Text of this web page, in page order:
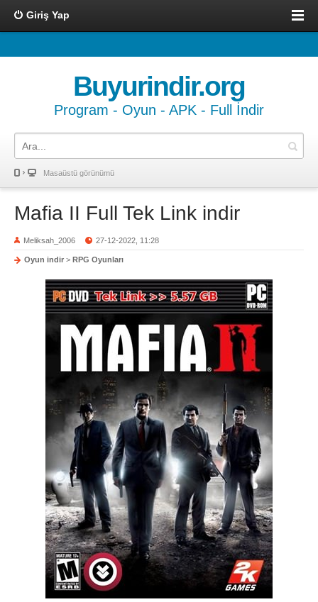
Giriş Yap
Buyurindir.org
Program - Oyun - APK - Full İndir
Masaüstü görünümü
Mafia II Full Tek Link indir
Meliksah_2006 27-12-2022, 11:28
Oyun indir > RPG Oyunları